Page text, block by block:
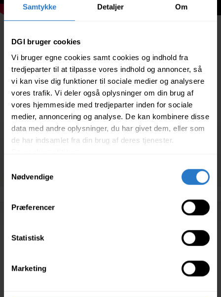
Samtykke Detaljer Om
DGI bruger cookies
Vi bruger egne cookies samt cookies og indhold fra
tredjeparter til at tilpasse vores indhold og annoncer, så
vi kan vise dig funktioner til sociale medier og analysere
vores trafik. Vi deler også oplysninger om din brug af
vores hjemmeside med tredjeparter inden for sociale
medier, annoncering og analyse. De kan kombinere disse
data med andre oplysninger, du har givet dem, eller som
de har indsamlet fra din brug af deres tjenester.
Nødvendige
Præferencer
Statistisk
Marketing
Våbenvedligehold riffel - daglig
rengøring
Idræt/målgruppe
Skydning
Kategori
Riffel
Emneord
Vedligehold
Niveau
2 - Let øvet
1-50 deltager
Beskrivelse
Bliv klogere på, hvordan du vedligeholder din riffel med